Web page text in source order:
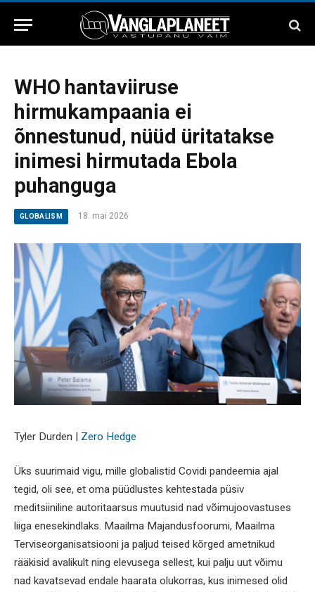
WHO hantaviiruse
hirmukampaania ei
õnnestunud, nüüd üritatakse
inimesi hirmutada Ebola
puhanguga
GLOBALISM 18. mai 2026
Tyler Durden | Zero Hedge
Üks suurimaid vigu, mille globalistid Covidi pandeemia ajal
tegid, oli see, et oma püüdlustes kehtestada püsiv
meditsiiniline autoritaarsus muutusid nad võimujoovastuses
liiga enesekindlaks. Maailma Majandusfoorumi, Maailma
Terviseorganisatsiooni ja paljud teised kõrged ametnikud
rääkisid avalikult ning elevusega sellest, kui palju uut võimu
nad kavatsevad endale haarata olukorras, kus inimesed olid